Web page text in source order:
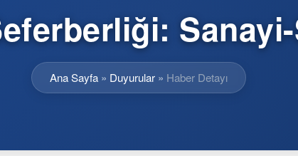
Ana Sayfa » Duyurular » Haber Detayı